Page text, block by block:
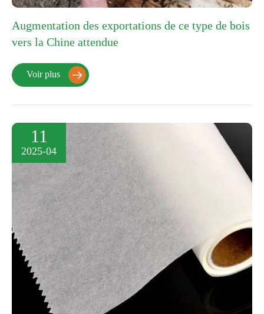
Augmentation des exportations de ce type de bois
vers la Chine attendue
Voir plus 
11
2025-04